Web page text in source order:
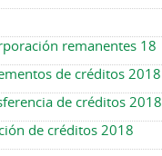
remanentes 18
de créditos 2018
de créditos 2018
de créditos 2018